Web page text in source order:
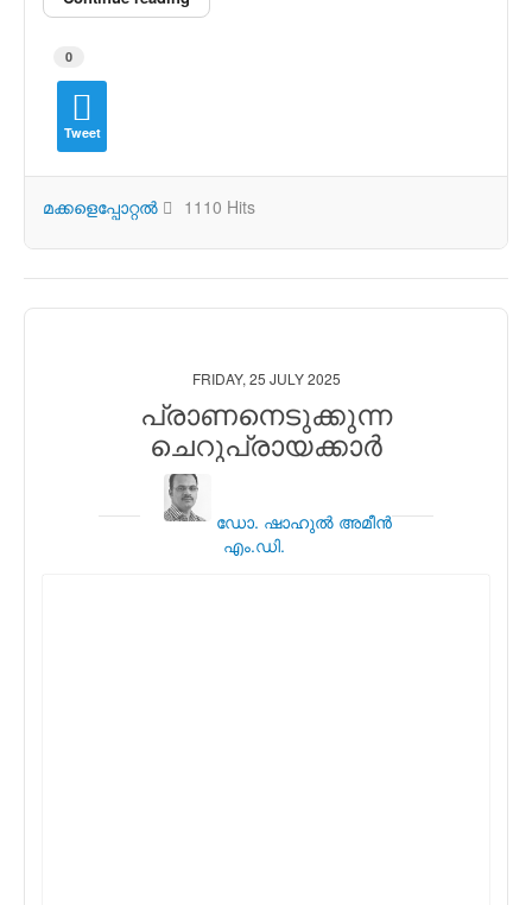
0
Tweet
മക്കളെപ്പോറ്റല്‍ 1110 Hits
FRIDAY, 25 JULY 2025
പ്രാണനെടുക്കുന്ന
ചെറുപ്രായക്കാര്‍
ഡോ. ഷാഹുല്‍ അമീന്‍
എം.ഡി.